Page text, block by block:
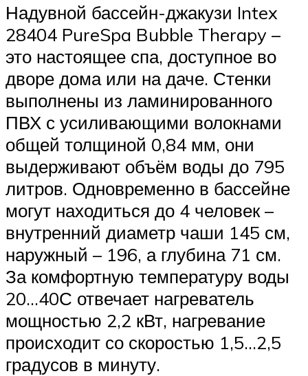
Надувной бассейн-джакузи Intex
28404 PureSpa Bubble Therapy –
это настоящее спа, доступное во
дворе дома или на даче. Стенки
выполнены из ламинированного
ПВХ с усиливающими волокнами
общей толщиной 0,84 мм, они
выдерживают объём воды до 795
литров. Одновременно в бассейне
могут находиться до 4 человек –
внутренний диаметр чаши 145 см,
наружный – 196, а глубина 71 см.
За комфортную температуру воды
20…40С отвечает нагреватель
мощностью 2,2 кВт, нагревание
происходит со скоростью 1,5…2,5
градусов в минуту.